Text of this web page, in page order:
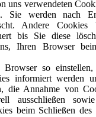
uns verwendeten
Sie werden nach
Andere
bis Sie diese
Ihren Browser
so
informiert werden
die Annahme von
ausschließen
beim Schließen